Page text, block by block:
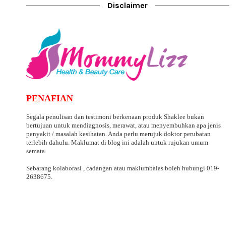
Disclaimer
PENAFIAN
Segala penulisan dan testimoni berkenaan produk Shaklee bukan
bertujuan untuk mendiagnosis, merawat, atau menyembuhkan apa jenis
penyakit / masalah kesihatan. Anda perlu merujuk doktor perubatan
terlebih dahulu. Maklumat di blog ini adalah untuk rujukan umum
semata.
Sebarang kolaborasi , cadangan atau maklumbalas boleh hubungi 019-
2638675.